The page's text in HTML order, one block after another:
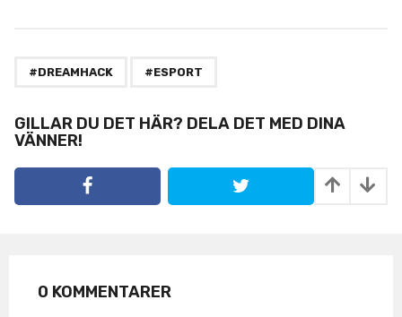
i
n
a
#DREAMHACK #ESPORT
GILLAR DU DET HÄR? DELA DET MED DINA
VÄNNER!
0 KOMMENTARER